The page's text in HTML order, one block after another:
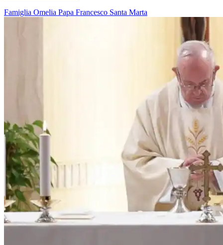
Famiglia Omelia Papa Francesco Santa Marta